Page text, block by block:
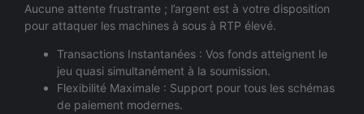
Aucune attente frustrante ; l’argent est à votre disposition
pour attaquer les machines à sous à RTP élevé.
Transactions Instantanées : Vos fonds atteignent le
jeu quasi simultanément à la soumission.
Flexibilité Maximale : Support pour tous les schémas
de paiement modernes.